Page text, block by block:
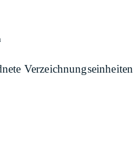
Verzeichnungseinheiten